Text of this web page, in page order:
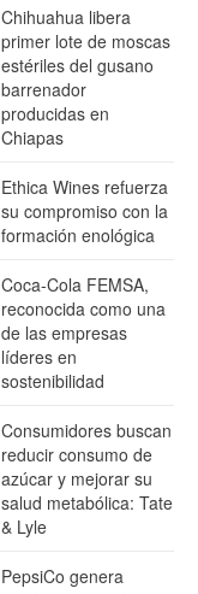
Chihuahua libera
primer lote de moscas
estériles del gusano
barrenador
producidas en
Chiapas
Ethica Wines refuerza
su compromiso con la
formación enológica
Coca-Cola FEMSA,
reconocida como una
de las empresas
líderes en
sostenibilidad
Consumidores buscan
reducir consumo de
azúcar y mejorar su
salud metabólica: Tate
& Lyle
PepsiCo genera